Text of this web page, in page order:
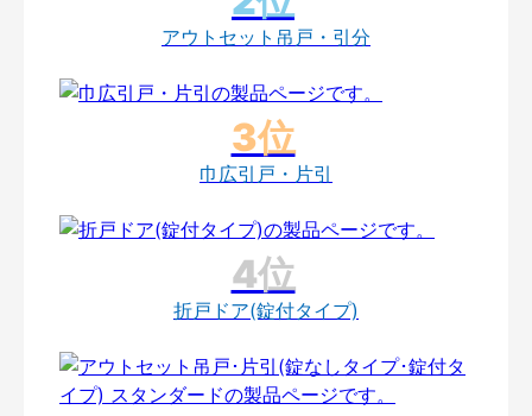
アウトセット吊戸・引分
巾広引戸・片引
折戸ドア(錠付タイプ)